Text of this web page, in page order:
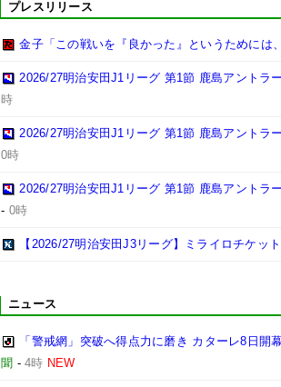
プレスリリース
金子「この戦いを『良かった』というためには
2026/27明治安田J1リーグ 第1節 鹿島アントラ
時
2026/27明治安田J1リーグ 第1節 鹿島アントラ
0時
2026/27明治安田J1リーグ 第1節 鹿島アントラ
- 0時
【2026/27明治安田J3リーグ】ミライロチケッ
ニュース
「警戒網」突破へ得点力に磨き カターレ8日開
聞 -4時 NEW